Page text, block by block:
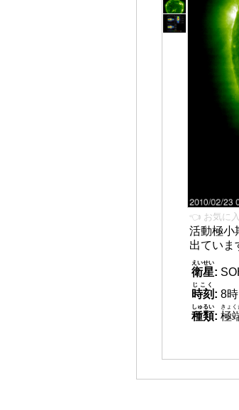
👈 お気に
活動極小
出ていま
衛星
えいせい
:
時刻
じこく
: 8
種類
しゅるい
: 極
きょ